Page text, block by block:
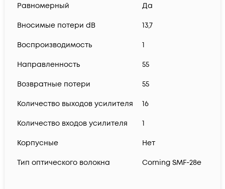
Равномерный Да
Вносимые потери dB 13,7
Воспроизводимость 1
Направленность 55
Возвратные потери 55
Количество выходов усилителя 16
Количество входов усилителя 1
Корпусные Нет
Тип оптического волокна Corning SMF-28e